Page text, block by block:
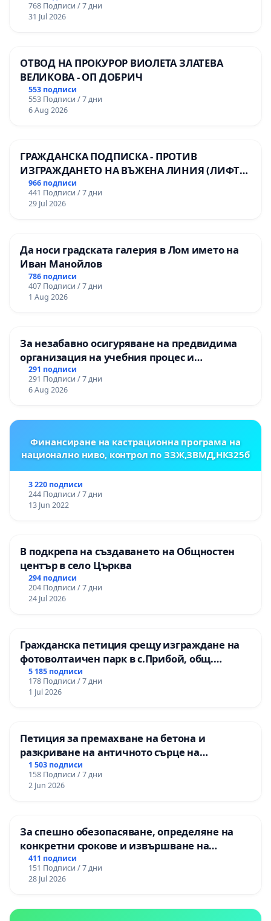
768 Подписи / 7 дни
31 Jul 2026
ОТВОД НА ПРОКУРОР ВИОЛЕТА ЗЛАТЕВА
ВЕЛИКОВА - ОП ДОБРИЧ
553 подписи
553 Подписи / 7 дни
6 Aug 2026
ГРАЖДАНСКА ПОДПИСКА - ПРОТИВ
ИЗГРАЖДАНЕТО НА ВЪЖЕНА ЛИНИЯ (ЛИФТ)
НА ТЕРИТОРИЯТА НА ПРИРОДНА
ЗАБЕЛЕЖИТЕЛНОСТ „ХЪЛМ НА
ОСВОБОДИТЕЛИТЕ“ (БУНАРДЖИК)
966 подписи
441 Подписи / 7 дни
29 Jul 2026
Да носи градската галерия в Лом името на
Иван Манойлов
786 подписи
407 Подписи / 7 дни
1 Aug 2026
За незабавно осигуряване на предвидима
организация на учебния процес и
гарантиране на правото на равнопоставено
и качествено образование на учениците от
ОУ „Княз Александър I“ и Хуманитарна
291 подписи
291 Подписи / 7 дни
6 Aug 2026
Финансиране на кастрационна програма на
национално ниво, контрол по ЗЗЖ,ЗВМД,НК325б
3 220 подписи
244 Подписи / 7 дни
13 Jun 2022
В подкрепа на създаването на Общностен
център в село Църква
294 подписи
204 Подписи / 7 дни
24 Jul 2026
Гражданска петиция срещу изграждане на
фотоволтаичен парк в с.Прибой, общ.
Радомир
5 185 подписи
178 Подписи / 7 дни
1 Jul 2026
Петиция за премахване на бетона и
разкриване на античното сърце на
Могиланската могила във Враца
1 503 подписи
158 Подписи / 7 дни
2 Jun 2026
За спешно обезопасяване, определяне на
конкретни срокове и извършване на
цялостна рехабилитация на
републиканския път между пътен възел АМ
„Тракия“ - гр. Ихтиман - с. Мирово - к.к.
411 подписи
151 Подписи / 7 дни
28 Jul 2026